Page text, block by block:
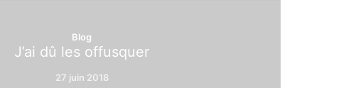
Blog
J’ai dû les offusquer
27 juin 2018